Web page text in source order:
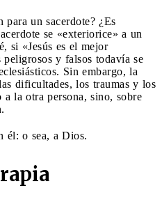
un sacerdote? ¿Es
se «exteriorice» a un
si «Jesús es el mejor
peligrosos y falsos todavía se
Sin embargo, la
dificultades, los traumas y los
a la otra persona, sino, sobre
él: o sea, a Dios.